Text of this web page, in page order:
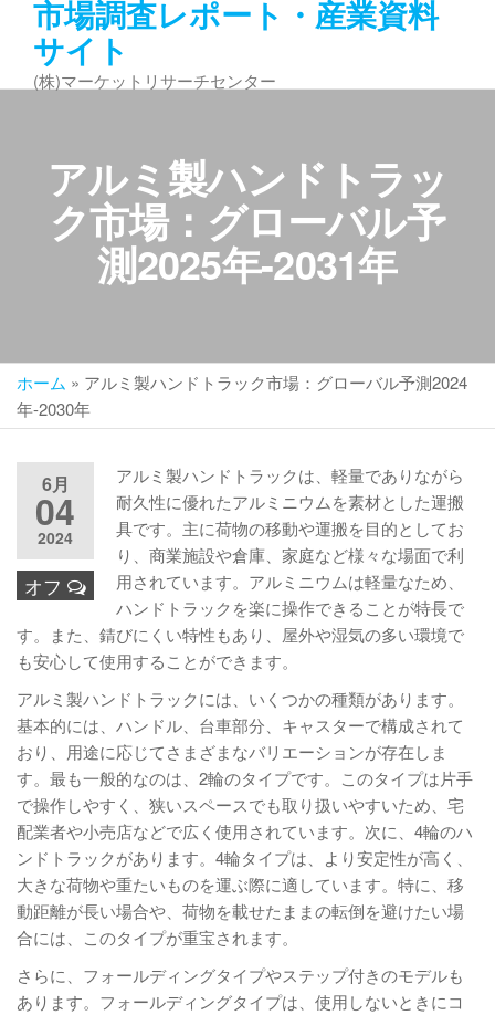
ン
市場調査レポート・産業資料
サイト
(株)マーケットリサーチセンター
アルミ製ハンドトラッ
ク市場：グローバル予
測2025年-2031年
ホーム » アルミ製ハンドトラック市場：グローバル予測2024
年-2030年
6月
04
2024
オフ
アルミ製ハンドトラックは、軽量でありながら
耐久性に優れたアルミニウムを素材とした運搬
具です。主に荷物の移動や運搬を目的としてお
り、商業施設や倉庫、家庭など様々な場面で利
用されています。アルミニウムは軽量なため、
ハンドトラックを楽に操作できることが特長で
す。また、錆びにくい特性もあり、屋外や湿気の多い環境で
も安心して使用することができます。
アルミ製ハンドトラックには、いくつかの種類があります。
基本的には、ハンドル、台車部分、キャスターで構成されて
おり、用途に応じてさまざまなバリエーションが存在しま
す。最も一般的なのは、2輪のタイプです。このタイプは片手
で操作しやすく、狭いスペースでも取り扱いやすいため、宅
配業者や小売店などで広く使用されています。次に、4輪のハ
ンドトラックがあります。4輪タイプは、より安定性が高く、
大きな荷物や重たいものを運ぶ際に適しています。特に、移
動距離が長い場合や、荷物を載せたままの転倒を避けたい場
合には、このタイプが重宝されます。
さらに、フォールディングタイプやステップ付きのモデルも
あります。フォールディングタイプは、使用しないときにコ